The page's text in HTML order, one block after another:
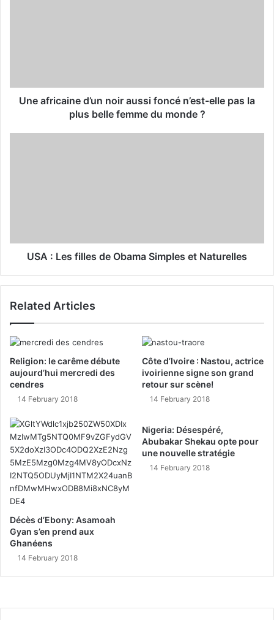
Une africaine d’un noir aussi foncé n’est-elle pas la
plus belle femme du monde ?
USA : Les filles de Obama Simples et Naturelles
Related Articles
Religion: le carême débute
aujourd’hui mercredi des
cendres
14 February 2018
Côte d’Ivoire : Nastou, actrice
ivoirienne signe son grand
retour sur scène!
14 February 2018
Décès d’Ebony: Asamoah
Gyan s’en prend aux
Ghanéens
14 February 2018
Nigeria: Désespéré,
Abubakar Shekau opte pour
une nouvelle stratégie
14 February 2018